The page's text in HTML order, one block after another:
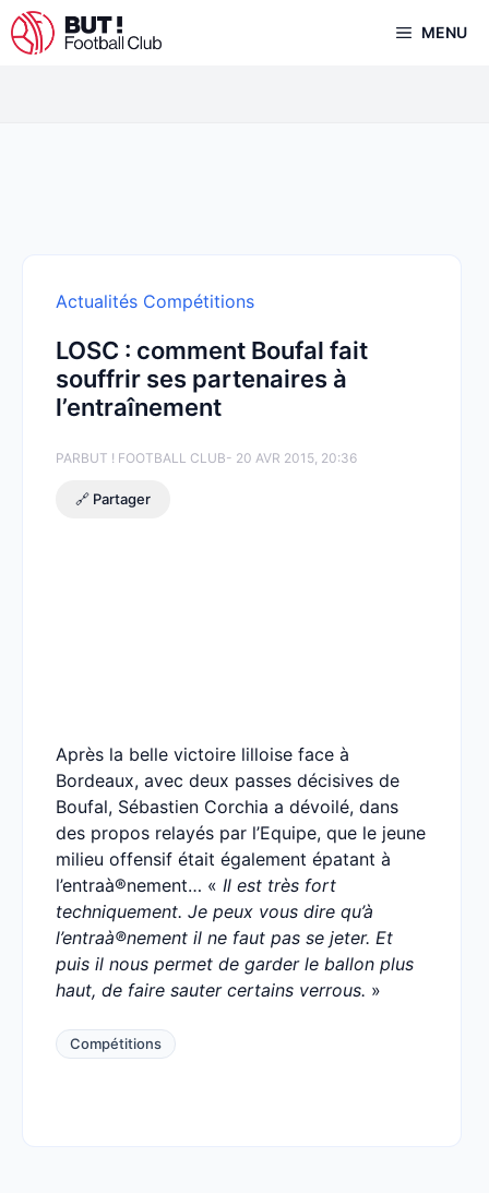
Aller
au
MENU
Actualités Compétitions
LOSC : comment Boufal fait
souffrir ses partenaires à
l’entraînement
PARBUT ! FOOTBALL CLUB- 20 AVR 2015, 20:36
🔗 Partager
Après la belle victoire lilloise face à
Bordeaux, avec deux passes décisives de
Boufal, Sébastien Corchia a dévoilé, dans
des propos relayés par l’Equipe, que le jeune
milieu offensif était également épatant à
l’entraà®nement… « Il est très fort
techniquement. Je peux vous dire qu’à
l’entraà®nement il ne faut pas se jeter. Et
puis il nous permet de garder le ballon plus
haut, de faire sauter certains verrous. »
Compétitions